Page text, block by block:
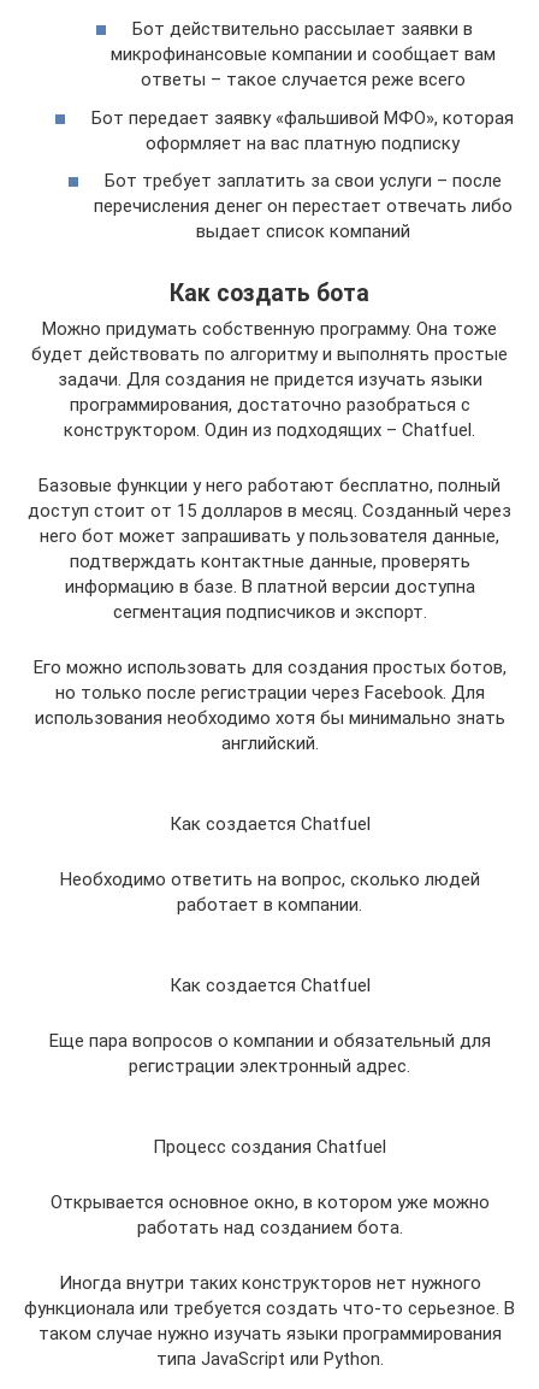
Бот действительно рассылает заявки в
микрофинансовые компании и сообщает вам
ответы – такое случается реже всего
Бот передает заявку «фальшивой МФО», которая
оформляет на вас платную подписку
Бот требует заплатить за свои услуги – после
перечисления денег он перестает отвечать либо
выдает список компаний
Как создать бота
Можно придумать собственную программу. Она тоже
будет действовать по алгоритму и выполнять простые
задачи. Для создания не придется изучать языки
программирования, достаточно разобраться с
конструктором. Один из подходящих – Chatfuel.
Базовые функции у него работают бесплатно, полный
доступ стоит от 15 долларов в месяц. Созданный через
него бот может запрашивать у пользователя данные,
подтверждать контактные данные, проверять
информацию в базе. В платной версии доступна
сегментация подписчиков и экспорт.
Его можно использовать для создания простых ботов,
но только после регистрации через Facebook. Для
использования необходимо хотя бы минимально знать
английский.
Как создается Chatfuel
Необходимо ответить на вопрос, сколько людей
работает в компании.
Как создается Chatfuel
Еще пара вопросов о компании и обязательный для
регистрации электронный адрес.
Процесс создания Chatfuel
Открывается основное окно, в котором уже можно
работать над созданием бота.
Иногда внутри таких конструкторов нет нужного
функционала или требуется создать что-то серьезное. В
таком случае нужно изучать языки программирования
типа JavaScript или Python.